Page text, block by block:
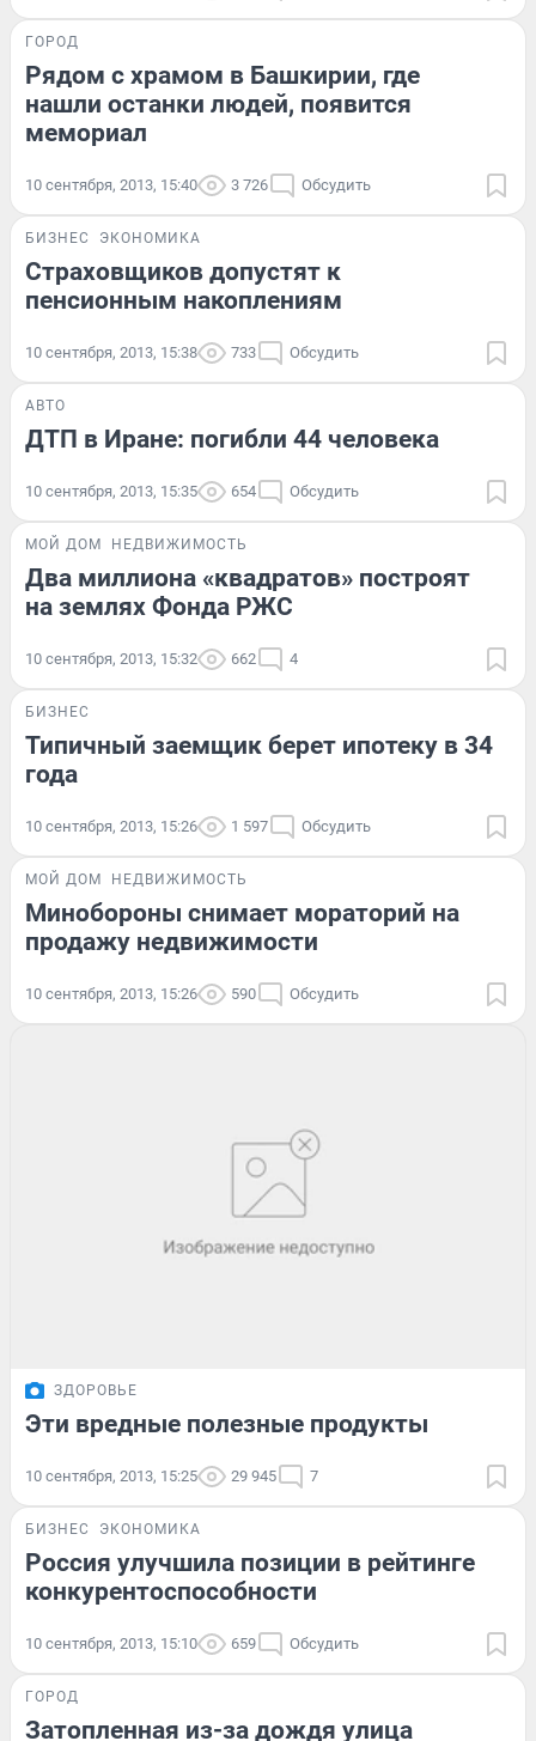
ГОРОД
Рядом с храмом в Башкирии, где
нашли останки людей, появится
мемориал
10 сентября, 2013, 15:40 3 726 Обсудить
БИЗНЕС ЭКОНОМИКА
Страховщиков допустят к
пенсионным накоплениям
10 сентября, 2013, 15:38 733 Обсудить
АВТО
ДТП в Иране: погибли 44 человека
10 сентября, 2013, 15:35 654 Обсудить
МОЙ ДОМ НЕДВИЖИМОСТЬ
Два миллиона «квадратов» построят
на землях Фонда РЖС
10 сентября, 2013, 15:32 662 4
БИЗНЕС
Типичный заемщик берет ипотеку в 34
года
10 сентября, 2013, 15:26 1 597 Обсудить
МОЙ ДОМ НЕДВИЖИМОСТЬ
Минобороны снимает мораторий на
продажу недвижимости
10 сентября, 2013, 15:26 590 Обсудить
ЗДОРОВЬЕ
Эти вредные полезные продукты
10 сентября, 2013, 15:25 29 945 7
БИЗНЕС ЭКОНОМИКА
Россия улучшила позиции в рейтинге
конкурентоспособности
10 сентября, 2013, 15:10 659 Обсудить
ГОРОД
Затопленная из-за дождя улица